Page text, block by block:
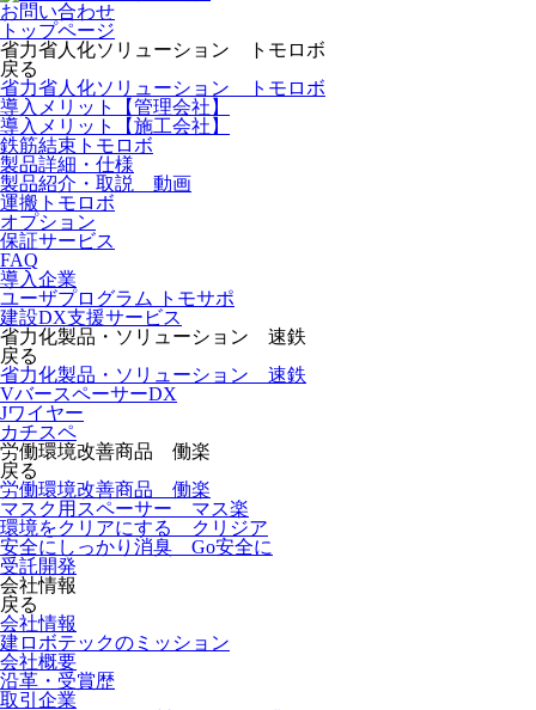
お問い合わせ
トップページ
省力省人化ソリューション トモロボ
戻る
省力省人化ソリューション トモロボ
導入メリット【管理会社】
導入メリット【施工会社】
鉄筋結束トモロボ
製品詳細・仕様
製品紹介・取説 動画
運搬トモロボ
オプション
保証サービス
FAQ
導入企業
ユーザプログラム トモサポ
建設DX支援サービス
省力化製品・ソリューション 速鉄
戻る
省力化製品・ソリューション 速鉄
VバースペーサーDX
Jワイヤー
カチスペ
労働環境改善商品 働楽
戻る
労働環境改善商品 働楽
マスク用スペーサー マス楽
環境をクリアにする クリジア
安全にしっかり消臭 Go安全に
受託開発
会社情報
戻る
会社情報
建ロボテックのミッション
会社概要
沿革・受賞歴
取引企業